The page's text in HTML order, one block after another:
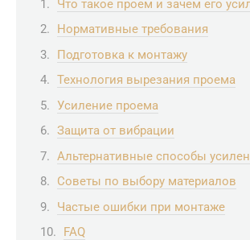
Что такое проем и зачем его
Нормативные требования
Подготовка к монтажу
Технология вырезания проема
Усиление проема
Защита от вибрации
Альтернативные способы
Советы по выбору материалов
Частые ошибки при монтаже
FAQ